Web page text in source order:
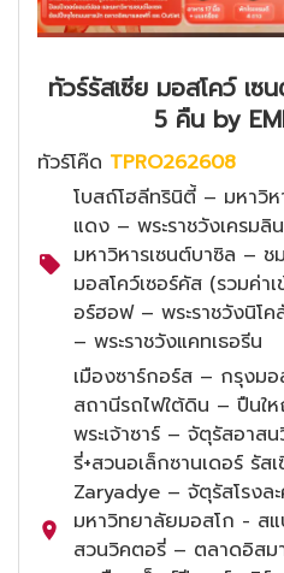
ทัวร์รัสเซีย มอสโคว์ เซ
5 คืน by
ทัวร์โค๊ด TPRO262608
โบสถ์โฮลีทรินิตี้ – มหาวิห
แดง – พระราชวังเครม
มหาวิหารเซนต์บาซิล –
มอสโคว์เซอร์คัส (รวมค่า
อร์ฮอฟ – พระราชวังนิโ
– พระราชวังแคทเธอรีน
เมืองซาร์กอร์ส – กรุงม
สถานีรถไฟใต้ดิน – ปืนใ
พระเจ้าซาร์ – จัตุรัสอาส
รี่+สวนอเล็กซานเดอร์ รั
Zaryadye – จัตุรัสโรง
มหาวิทยาลัยมอสโก - ส
สวนวิคตอรี่ – ตลาดอิส